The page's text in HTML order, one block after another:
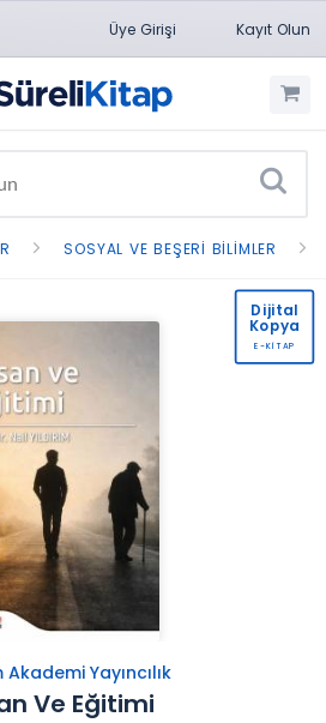
Üye Girişi Kayıt Olun
SOSYAL VE BEŞERI BILIMLER
Akademi Yayıncılık
Ve Eğitimi
Dijital
Kopya
E-KİTAP